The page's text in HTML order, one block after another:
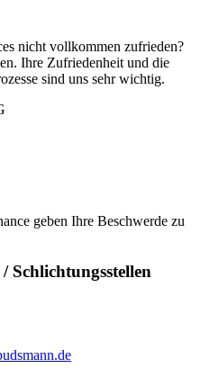
nicht vollkommen zufrieden?
Ihre Zufriedenheit und die
sind uns sehr wichtig.
geben Ihre Beschwerde zu
Schlichtungsstellen